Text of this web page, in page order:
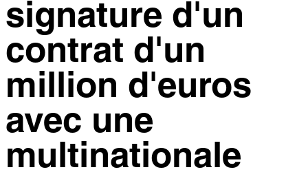
signature d'un
contrat d'un
million d'euros
avec une
multinationale